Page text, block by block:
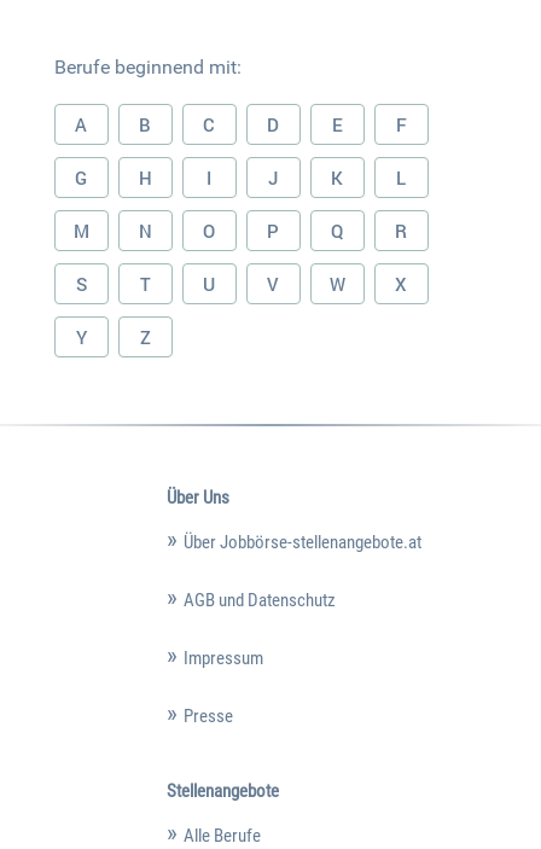
Berufe beginnend mit:
A B C D E F
G H I J K L
M N O P Q R
S T U V W X
Y Z
Über Uns
Über Jobbörse-stellenangebote.at
AGB und Datenschutz
Impressum
Presse
Stellenangebote
Alle Berufe